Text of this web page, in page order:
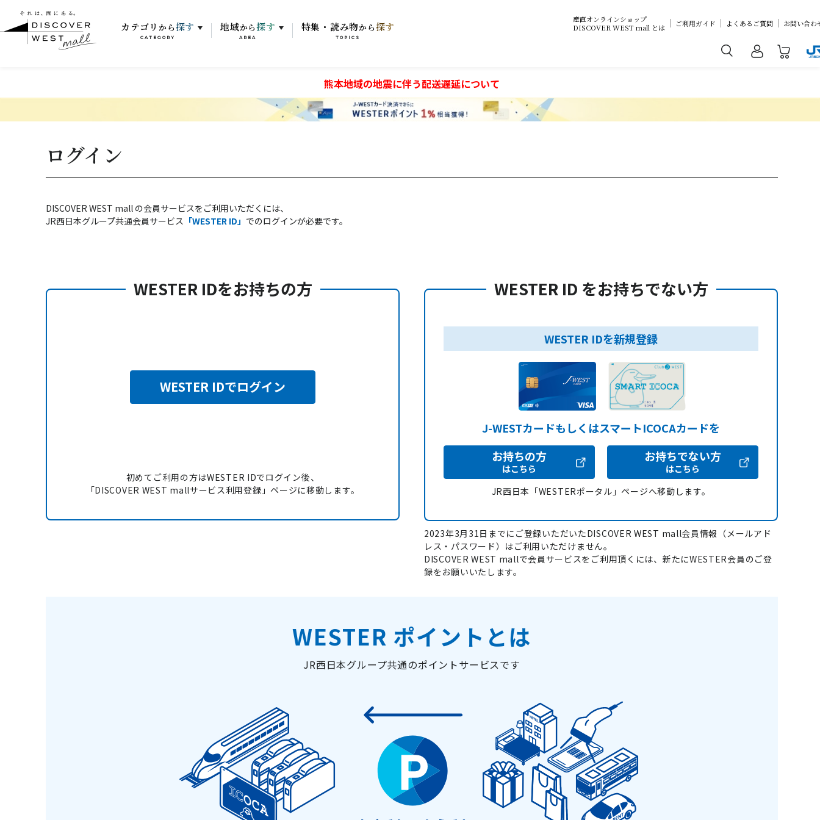
カテゴリ から 探す
CATEGORY
地域から 探す
AREA
特集・読み物から 探す
TOPICS
産直オンラインショップ
DISCOVER WEST mall とは
ご利用ガイド よくあるご質問 お問い合わ
熊本地域の地震に伴う配送遅延について
ログイン
DISCOVER WEST mall の会員サービスをご利用いただくには、
JR西日本グループ共通会員サービス 「WESTER ID」 でのログインが必要です。
WESTER IDをお持ちの方
WESTER IDでログイン
初めてご利用の方はWESTER IDでログイン後、
「DISCOVER WEST mallサービス利用登録」ページに移動します。
WESTER ID をお持ちでない方
WESTER IDを新規登録
J-WESTカードもしくはスマートICOCAカードを
お持ちの方
はこちら
お持ちでない方
はこちら
JR西日本「WESTERポータル」ページへ移動します。
2023年3月31日までにご登録いただいたDISCOVER WEST mall会員情報（メールアド
レス・パスワード）はご利用いただけません。
DISCOVER WEST mallで会員サービスをご利用頂くには、新たにWESTER会員のご登
録をお願いいたします。
WESTER ポイントとは
JR西日本グループ共通のポイントサービスです